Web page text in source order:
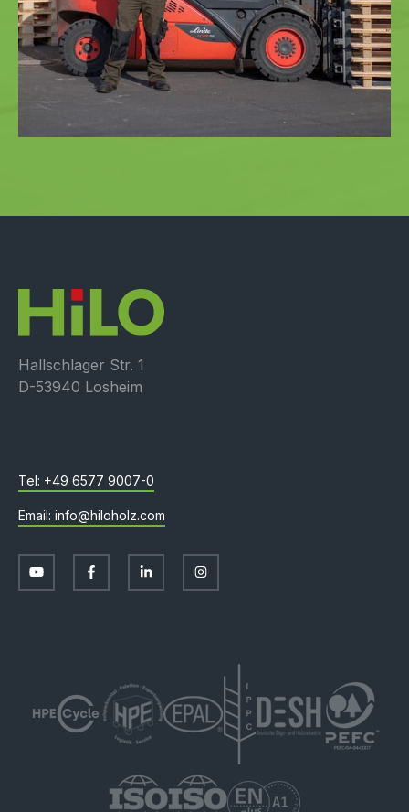
Hallschlager Str. 1
D-53940 Losheim
+49 6577 9007-0
info@hiloholz.com